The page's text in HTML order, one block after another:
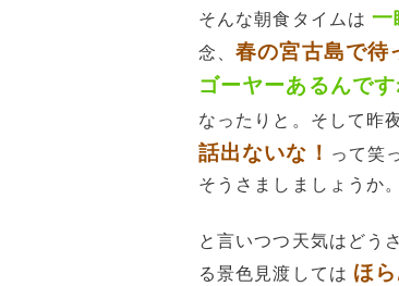
そんな朝食タイムは一
念、春の宮古島で待
ゴーヤーあるんです
なったりと。そして昨
話出ないな！ って笑
そうさましましょうか。
と言いつつ天気はどう
る景色見渡しては ほ